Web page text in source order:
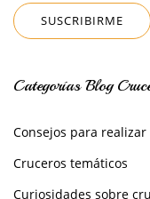
Categorías Blog
Consejos para
Cruceros temáticos
Curiosidades sobre